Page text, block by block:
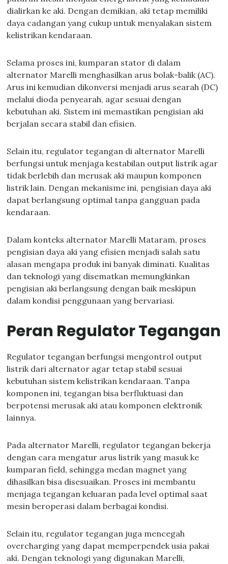
dialirkan ke aki. Dengan demikian, aki tetap memiliki
daya cadangan yang cukup untuk menyalakan sistem
kelistrikan kendaraan.
Selama proses ini, kumparan stator di dalam
alternator Marelli menghasilkan arus bolak-balik (AC).
Arus ini kemudian dikonversi menjadi arus searah (DC)
melalui dioda penyearah, agar sesuai dengan
kebutuhan aki. Sistem ini memastikan pengisian aki
berjalan secara stabil dan efisien.
Selain itu, regulator tegangan di alternator Marelli
berfungsi untuk menjaga kestabilan output listrik agar
tidak berlebih dan merusak aki maupun komponen
listrik lain. Dengan mekanisme ini, pengisian daya aki
dapat berlangsung optimal tanpa gangguan pada
kendaraan.
Dalam konteks alternator Marelli Mataram, proses
pengisian daya aki yang efisien menjadi salah satu
alasan mengapa produk ini banyak diminati. Kualitas
dan teknologi yang disematkan memungkinkan
pengisian aki berlangsung dengan baik meskipun
dalam kondisi penggunaan yang bervariasi.
Peran Regulator Tegangan
Regulator tegangan berfungsi mengontrol output
listrik dari alternator agar tetap stabil sesuai
kebutuhan sistem kelistrikan kendaraan. Tanpa
komponen ini, tegangan bisa berfluktuasi dan
berpotensi merusak aki atau komponen elektronik
lainnya.
Pada alternator Marelli, regulator tegangan bekerja
dengan cara mengatur arus listrik yang masuk ke
kumparan field, sehingga medan magnet yang
dihasilkan bisa disesuaikan. Proses ini membantu
menjaga tegangan keluaran pada level optimal saat
mesin beroperasi dalam berbagai kondisi.
Selain itu, regulator tegangan juga mencegah
overcharging yang dapat memperpendek usia pakai
aki. Dengan teknologi yang digunakan Marelli,